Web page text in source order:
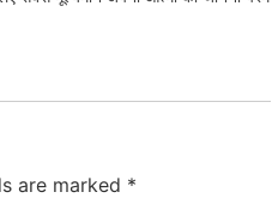
are marked *